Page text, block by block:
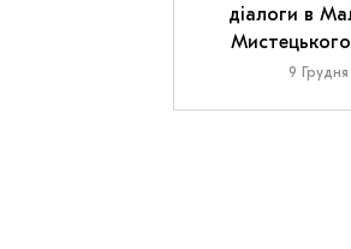
діалоги в
9 Грудня